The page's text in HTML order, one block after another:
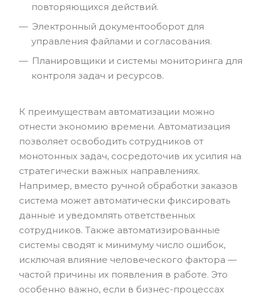
повторяющихся действий.
Электронный документооборот для
управления файлами и согласования.
Планировщики и системы мониторинга для
контроля задач и ресурсов.
К преимуществам автоматизации можно
отнести экономию времени. Автоматизация
позволяет освободить сотрудников от
монотонных задач, сосредоточив их усилия на
стратегически важных направлениях.
Например, вместо ручной обработки заказов
система может автоматически фиксировать
данные и уведомлять ответственных
сотрудников. Также автоматизированные
системы сводят к минимуму число ошибок,
исключая влияние человеческого фактора —
частой причины их появления в работе. Это
особенно важно, если в бизнес-процессах